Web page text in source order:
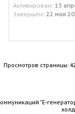
Активирован: 15
Завершён: 22 мая
Просмотров страницы:
"Е-